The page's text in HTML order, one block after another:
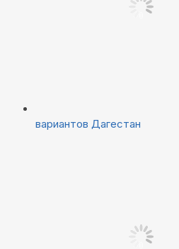
вариантов Дагестан